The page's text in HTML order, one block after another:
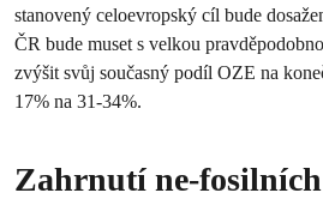
stanovený celoevropský cíl bude
ČR bude muset s velkou
zvýšit svůj současný podíl OZE na
17% na 31-34%.
Zahrnutí ne-